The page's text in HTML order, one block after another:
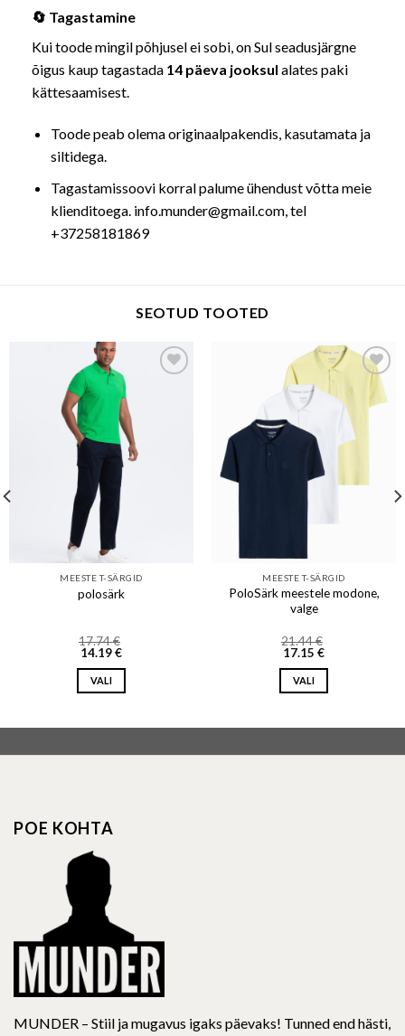
🔄 Tagastamine
Kui toode mingil põhjusel ei sobi, on Sul seadusjärgne
õigus kaup tagastada 14 päeva jooksul alates paki
kättesaamisest.
Toode peab olema originaalpakendis, kasutamata ja
siltidega.
Tagastamissoovi korral palume ühendust võtta meie
klienditoega. info.munder@gmail.com, tel
+37258181869
SEOTUD TOOTED
Add to wishlist
MEESTE T-SÄRGID
polosärk
17.74€
14.19€
VALI
multiple
may
chosen
on
the
product
page
Add to wishlist
MEESTE T-SÄRGID
PoloSärk meestele modone,
valge
21.44€
17.15 €
VALI
multiple
POE KOHTA
MUNDER – Stiil ja mugavus igaks päevaks! Tunned end hästi,